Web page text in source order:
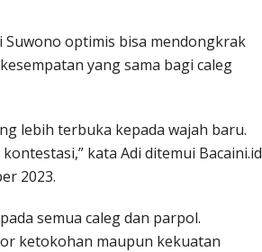
Suwono optimis bisa mendongkrak
yang sama bagi caleg
lebih terbuka kepada wajah baru.
kata Adi ditemui Bacaini.id
2023.
semua caleg dan parpol.
ketokohan maupun kekuatan